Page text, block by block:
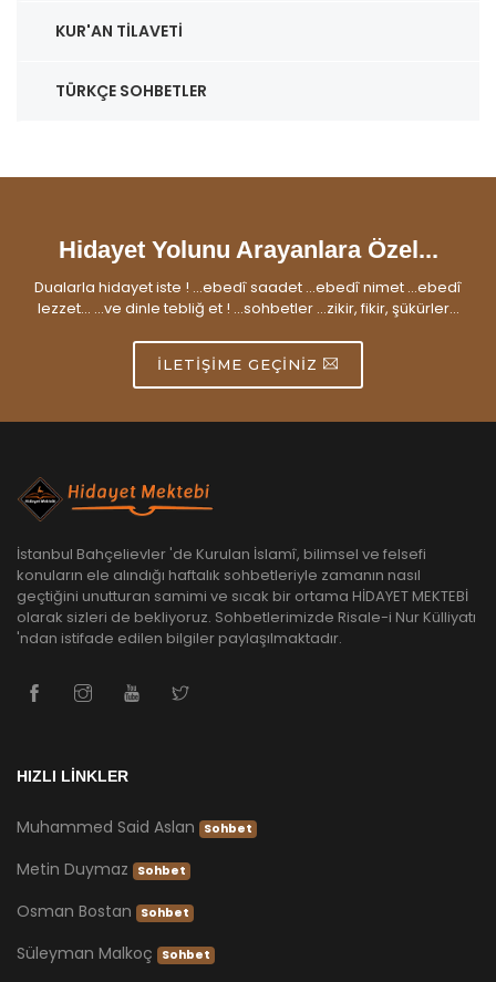
KUR'AN TILAVETI
TÜRKÇE SOHBETLER
Hidayet Yolunu Arayanlara Özel...
Dualarla hidayet iste ! ...ebedî saadet ...ebedî nimet ...ebedî
lezzet... ...ve dinle tebliğ et ! ...sohbetler ...zikir, fikir, şükürler...
İLETIŞIME GEÇINIZ
İstanbul Bahçelievler 'de Kurulan İslamî, bilimsel ve felsefi
konuların ele alındığı haftalık sohbetleriyle zamanın nasıl
geçtiğini unutturan samimi ve sıcak bir ortama HİDAYET MEKTEBİ
olarak sizleri de bekliyoruz. Sohbetlerimizde Risale-i Nur Külliyatı
'ndan istifade edilen bilgiler paylaşılmaktadır.
HIZLI LİNKLER
Muhammed Said Aslan Sohbet
Metin Duymaz Sohbet
Osman Bostan Sohbet
Süleyman Malkoç Sohbet